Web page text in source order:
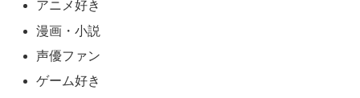
アニメ好き
漫画・小説
声優ファン
ゲーム好き